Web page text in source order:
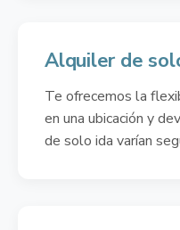
Alquiler de
Te ofrecemos la
en una ubicación y
de solo ida varían